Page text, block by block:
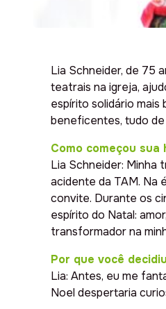
Lia Schneider, de 75
teatrais na igreja,
espírito solidário mais
beneficentes, tudo
Como começou sua
Lia Schneider: Minha
acidente da TAM. Na
convite. Durante os
espírito do Natal:
transformador na
Por que você
Lia: Antes, eu me
Noel despertaria